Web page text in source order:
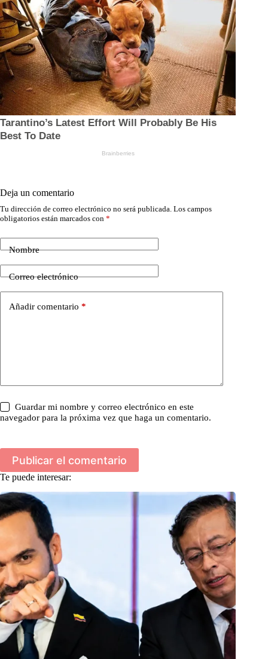
Deja un comentario
Tu dirección de correo electrónico no será publicada. Los campos
obligatorios están marcados con *
Nombre
Correo electrónico
Añadir comentario *
Guardar mi nombre y correo electrónico en este
navegador para la próxima vez que haga un comentario.
Publicar el comentario
Te puede interesar: